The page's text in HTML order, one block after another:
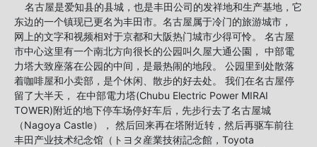
名古屋是爱知县的县城，也是丰田公司的发祥地和生产基地，它
东边的一个镇现已更名为丰田市。名古屋属于冷门的旅游城市，
网上的文字和视频相对于京都和大阪热门城市少得可怜。 名古屋
市中心这里有一个南北方向很长的公园叫久屋大通公園， 中部電
力塔大致座落在公园的中间，是最热闹的地段。 公园里到处散落
着咖啡屋和小卖部，是个休闲、散步的好去处。 我们在名古屋停
留了大半天， 在中部電力塔(Chubu Electric Power MIRAI
TOWER)附近的地下停车场停好车后，先步行去了名古屋城
（Nagoya Castle）， 然后回来再在塔附近转，然后再驱车前往
丰田产业技术纪念馆（トヨタ産業技術記念館，Toyota